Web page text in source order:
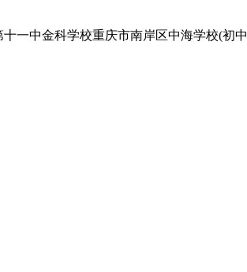
一中金科学校重庆市南岸区中海学校(初中